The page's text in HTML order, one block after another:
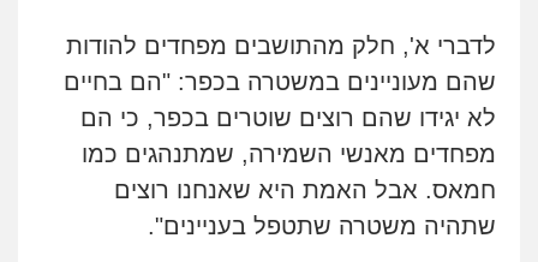
לדברי א', חלק מהתושבים מפחדים להודות
שהם מעוניינים במשטרה בכפר: "הם בחיים
לא יגידו שהם רוצים שוטרים בכפר, כי הם
מפחדים מאנשי השמירה, שמתנהגים כמו
חמאס. אבל האמת היא שאנחנו רוצים
שתהיה משטרה שתטפל בעניינים".